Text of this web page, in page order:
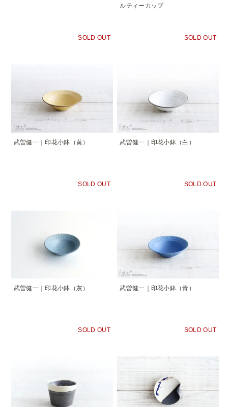
SOLD OUT
ルティーカップ
SOLD OUT
武曽健一｜印花小鉢（黄）
SOLD OUT
武曽健一｜印花小鉢（白）
SOLD OUT
武曽健一｜印花小鉢（灰）
SOLD OUT
武曽健一｜印花小鉢（青）
SOLD OUT